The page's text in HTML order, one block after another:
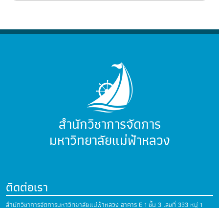
สำนักวิชาการจัดการ
มหาวิทยาลัยแม่ฟ้าหลวง
ติดต่อเรา
สำนักวิชาการจัดการมหาวิทยาลัยแม่ฟ้าหลวง อาคาร E 1 ชั้น 3 เลขที่ 333 หมู่ 1